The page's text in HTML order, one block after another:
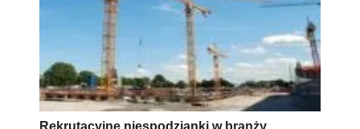
Rekrutacyjne niespodzianki w branży